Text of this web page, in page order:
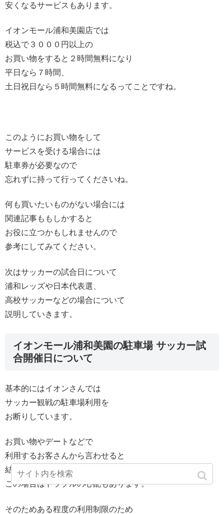
安くなるサービスもあります。
イオンモール浦和美園店では
税込で３０００円以上の
お買い物をすると２時間無料になり
平日なら７時間、
土日祝日なら５時間無料になるってことですね。
このようにお買い物をして
サービスを受ける場合には
駐車券が必要なので
忘れずに持って行ってくださいね。
何も買いたいものがない場合には
関連記事ももしかすると
お役に立つかもしれませんので
参考にしてみてください。
次はサッカーの試合日について
浦和レッズや日本代表選、
高校サッカーなどの場合について
説明していきます。
イオンモール浦和美園の駐車場 サッカー試
合開催日について
基本的にはイオンさんでは
サッカー観戦の駐車場利用を
お断りしています。
お買い物やデートなどで
利用するお客さんから言わせると
結構な迷惑だったりもするので
この場合はトラブルの心配もあります。
そのためある程度の利用制限のため